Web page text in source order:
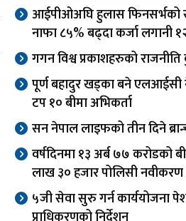
आईपीओअघि हुलास फिनसर्भको
नाफा ८५% बढ्दा कर्जा लगानी
गगन विश्व प्रकाशहरुको
पूर्ण बहादुर खड्का बने एलआईसी
टप १० बीमा अभिकर्ता
सन नेपाल लाइफको तीन दिने
वर्षदिनमा १३ अर्ब ७७ करोडको
लाख ३० हजार पोलिसी
५जी सेवा सुरु गर्न कार्ययोजना